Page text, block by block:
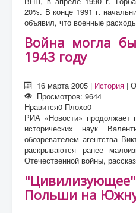
20%. В конце 1991 г.
объявил, что военные
Война могла
1943 году
16 марта 2005 | История |
Просмотров: 9644
Нравится0 Плохо0
РИА «Новости» продолжает
исторических наук
обозревателем агентства
раскрываются ранее
Отечественной войны,
Польши на